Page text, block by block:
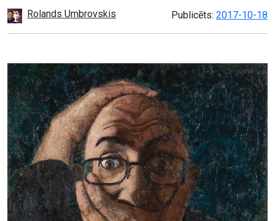
Rolands Umbrovskis Publicēts: 2017-10-18